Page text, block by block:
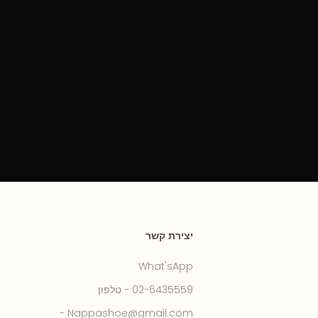
יצירת קשר
What'sApp
02-6435559 - טלפון
Nappashoe@gmail.com -